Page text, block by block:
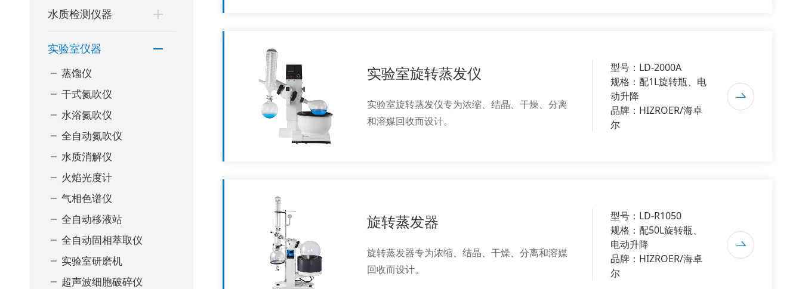
水质检测仪器
实验室仪器
蒸馏仪
干式氮吹仪
水浴氮吹仪
全自动氮吹仪
水质消解仪
火焰光度计
气相色谱仪
全自动移液站
全自动固相萃取仪
实验室研磨机
超声波细胞破碎仪
实验室旋转蒸发仪
实验室旋转蒸发仪专为浓缩、结晶、干燥、分离
和溶媒回收而设计。
型号：LD-2000A
规格：配1L旋转瓶、电
动升降
品牌：HIZROER/海卓
尔
旋转蒸发器
旋转蒸发器专为浓缩、结晶、干燥、分离和溶媒
回收而设计。
型号：LD-R1050
规格：配50L旋转瓶、
电动升降
品牌：HIZROER/海卓
尔